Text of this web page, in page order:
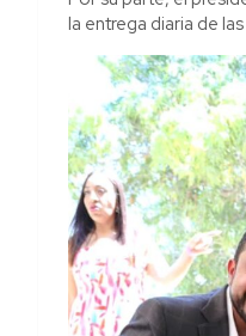
la entrega diaria de